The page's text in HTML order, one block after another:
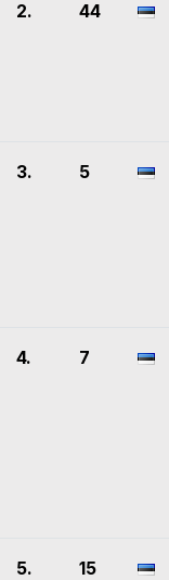
2. 44
3. 5
4. 7
5. 15